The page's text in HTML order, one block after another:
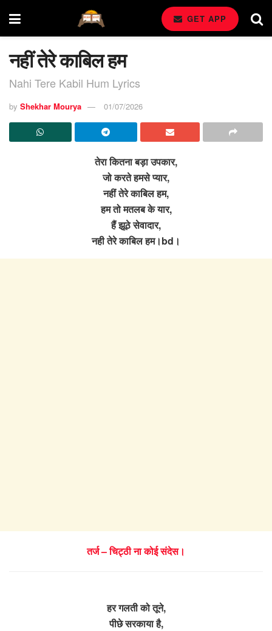
GET APP
नहीं तेरे काबिल हम
Nahi Tere Kabil Hum Lyrics
by Shekhar Mourya 01/07/2026
तेरा कितना बड़ा उपकार,
जो करते हमसे प्यार,
नहीं तेरे काबिल हम,
हम तो मतलब के यार,
हैं झूठे सेवादार,
नही तेरे काबिल हम।bd।
तर्ज – चिट्ठी ना कोई संदेस।
हर गलती को तूने,
पीछे सरकाया है,